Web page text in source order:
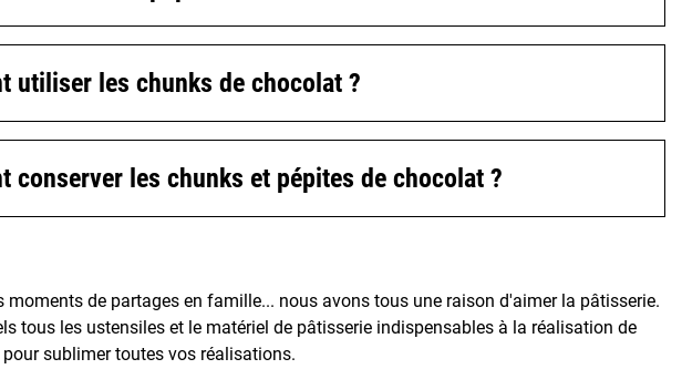
utiliser les chunks de chocolat ?
conserver les chunks et pépites de chocolat ?
de partages en famille... nous avons tous une raison d'aimer la pâtisserie.
tous les ustensiles et le matériel de pâtisserie indispensables à la réalisation de
sublimer toutes vos réalisations.